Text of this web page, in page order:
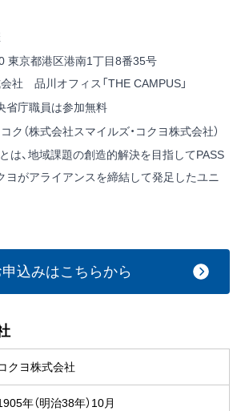
東京都港区港南1丁目8番35号
社 品川オフィス「THE CAMPUS」
省庁職員は参加無料
ク（株式会社スマイルズ・コクヨ株式会社）
は、地域課題の創造的解決を目指してPASS
ヨがアライアンスを締結して発足したユニ
申込みはこちらから
クヨ株式会社
年（明治38年）10月